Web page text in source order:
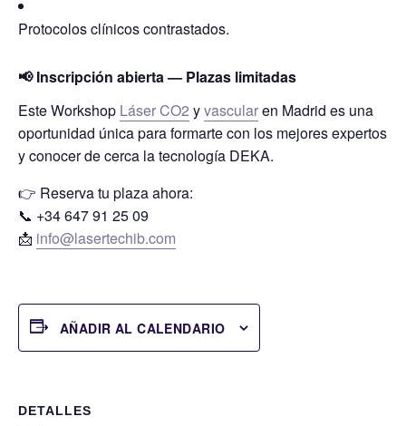
Protocolos clínicos contrastados.
📢 Inscripción abierta — Plazas limitadas
EsteWorkshop Láser CO2 yvascularen Madrid es una
oportunidad única para formarte con los mejores expertos
y conocer de cerca la tecnología DEKA.
👉 Reserva tu plaza ahora:
📞 +34 647 91 25 09
📩 info@lasertechib.com
AÑADIR AL CALENDARIO
DETALLES